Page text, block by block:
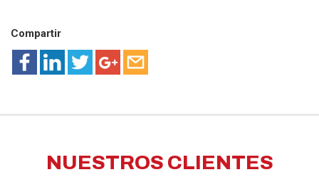
Compartir
NUESTROS CLIENTES